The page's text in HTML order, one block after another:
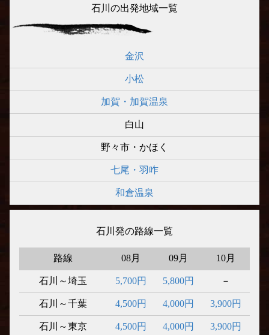
石川の出発地域一覧
金沢
小松
加賀・加賀温泉
白山
野々市・かほく
七尾・羽咋
和倉温泉
石川発の路線一覧
路線 08月 09月 10月
石川～埼玉 5,700円 5,800円 －
石川～千葉 4,500円 4,000円 3,900円
石川～東京 4,500円 4,000円 3,900円